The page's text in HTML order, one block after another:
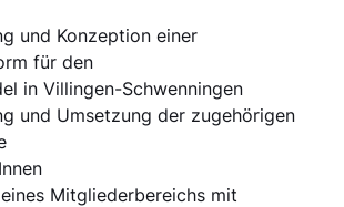
und Konzeption einer
für den
in Villingen-Schwenningen
und Umsetzung der zugehörigen
Mitgliederbereichs mit